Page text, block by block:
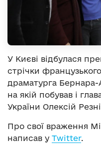
У Києві відбулася
стрічки
драматурга Бернара-
на якій побував і
України Олексій
Про свої враження
написав у Тwitter.